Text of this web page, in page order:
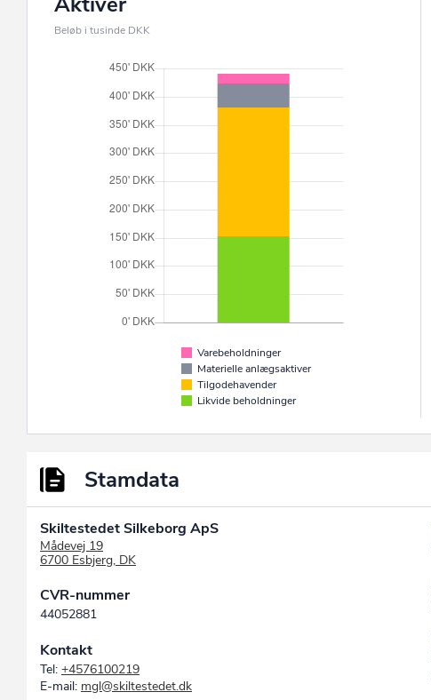
Beløb i tusinde DKK
Varebeholdninger
Materielle anlægsaktiver
Tilgodehavender
Likvide beholdninger
Stamdata
Skiltestedet Silkeborg ApS
Mådevej 19
6700 Esbjerg, DK
CVR-nummer
44052881
Kontakt
Tel: +4576100219
E-mail: mgl@skiltestedet.dk